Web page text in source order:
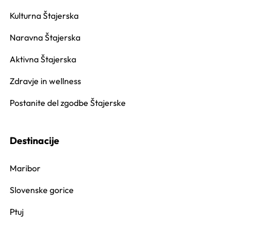
Kulturna Štajerska
Naravna Štajerska
Aktivna Štajerska
Zdravje in wellness
Postanite del zgodbe Štajerske
Destinacije
Maribor
Slovenske gorice
Ptuj